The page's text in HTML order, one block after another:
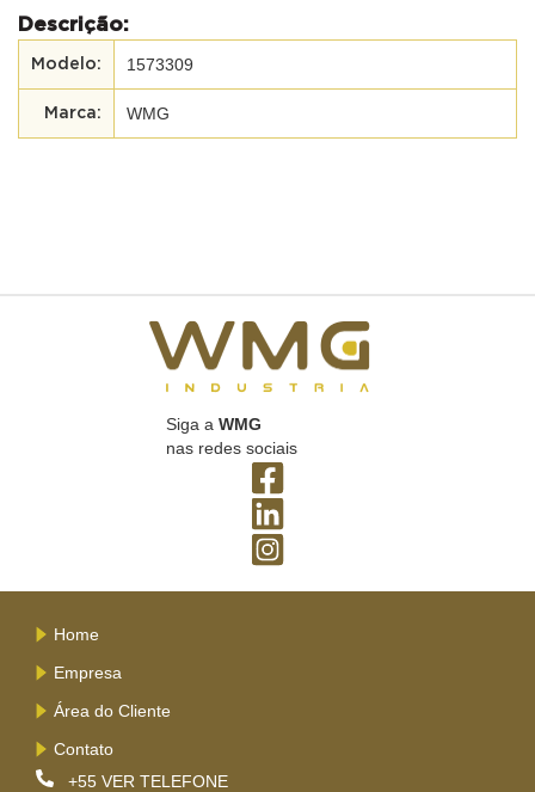
Descrição:
1573309
WMG
Siga a WMG
nas redes sociais
Home
Empresa
Área do Cliente
Contato
+55 VER TELEFONE